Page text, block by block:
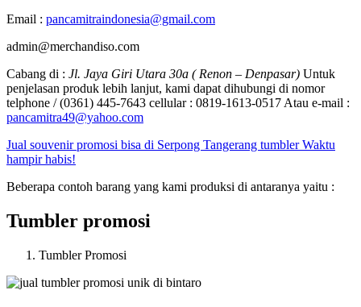
Email : pancamitraindonesia@gmail.com
admin@merchandiso.com
Cabang di : Jl. Jaya Giri Utara 30a ( Renon – Denpasar) Untuk
penjelasan produk lebih lanjut, kami dapat dihubungi di nomor
telphone / (0361) 445-7643 cellular : 0819-1613-0517 Atau e-mail :
pancamitra49@yahoo.com
Jual souvenir promosi bisa di Serpong Tangerang tumbler Waktu
hampir habis!
Beberapa contoh barang yang kami produksi di antaranya yaitu :
Tumbler promosi
Tumbler Promosi